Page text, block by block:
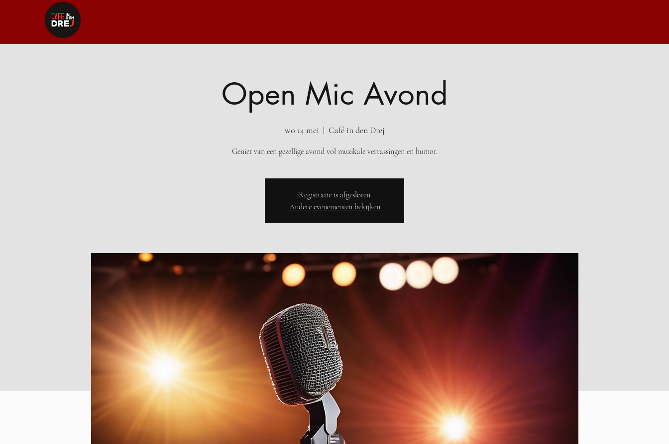
Open Mic Avond
wo 14 mei
  |
Café in den Drej
Geniet van een gezellige avond vol muzikale verrassingen en humor.
Registratie is afgesloten
Andere evenementen bekijken